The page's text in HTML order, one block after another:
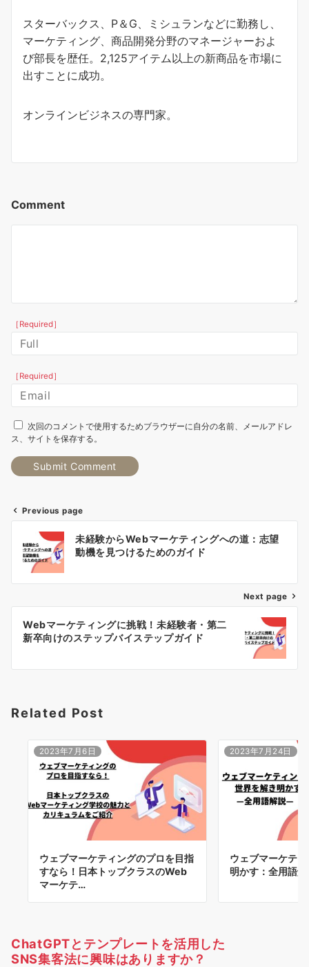
スターバックス、P＆G、ミシュランなどに勤務し、
マーケティング、商品開発分野のマネージャーおよ
び部長を歴任。2,125アイテム以上の新商品を市場に
出すことに成功。
オンラインビジネスの専門家。
Comment
［Required］
［Required］
次回のコメントで使用するためブラウザーに自分の名前、メールアドレ
ス、サイトを保存する。
稿
ゲ
ー
シ
ン
Previous page
未経験からWebマーケティングへの道：志望
動機を見つけるためのガイド
Next page
Webマーケティングに挑戦！未経験者・第二
新卒向けのステップバイステップガイド
Related Post
2023年7月6日
ウェブマーケティングのプロを目指
すなら！日本トップクラスのWeb
マーケテ…
2023年7月24日
ウェブマーケテ
明かす：全用語解
ChatGPTとテンプレートを活用した
SNS集客法に興味はありますか？